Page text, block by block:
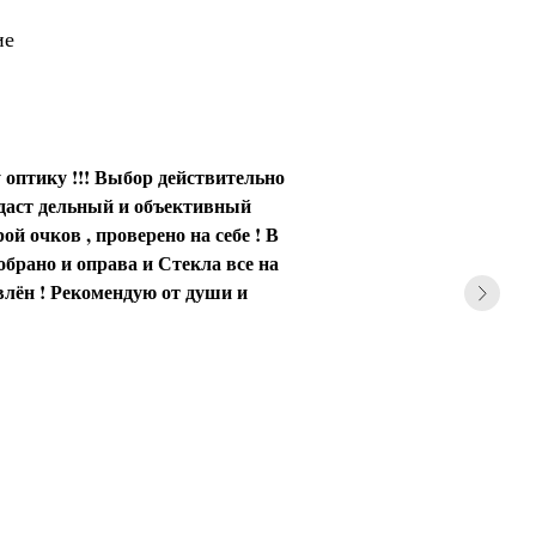
!!! Выбор действительно
дельный и объективный
очков , проверено на себе ! В
и оправа и Стекла все на
! Рекомендую от души и